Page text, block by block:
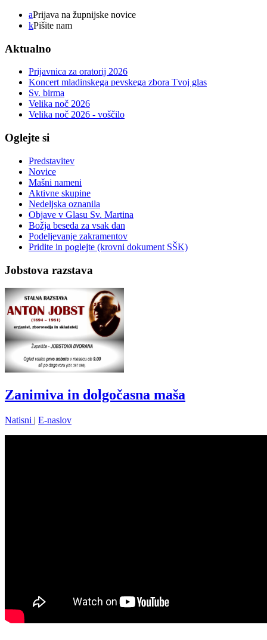
aPrijava na župnijske novice
kPišite nam
Aktualno
Prijavnica za oratorij 2026
Koncert mladinskega pevskega zbora Tvoj glas
Sv. birma
Velika noč 2026
Velika noč 2026 - voščilo
Oglejte si
Predstavitev
Novice
Mašni nameni
Aktivne skupine
Nedeljska oznanila
Objave v Glasu Sv. Martina
Božja beseda za vsak dan
Podeljevanje zakramentov
Pridite in poglejte (krovni dokument SŠK)
Jobstova razstava
Zanimiva in dolgočasna maša
Natisni | E-naslov